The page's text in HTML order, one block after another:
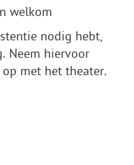
welkom
nodig hebt,
Neem hiervoor
met het theater.